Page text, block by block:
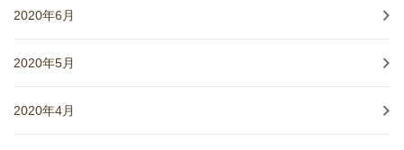
2020年6月
2020年5月
2020年4月